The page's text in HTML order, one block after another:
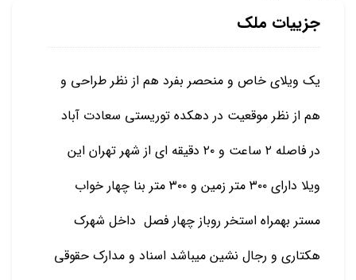
جزییات ملک
یک ویلای خاص و منحصر بفرد هم از نظر طراحی و
هم از نظر موقعیت در دهکده توریستی سعادت آباد
در فاصله ۲ ساعت و ۲۰ دقیقه ای از شهر تهران این
ویلا دارای ۳۰۰ متر زمین و ۳۰۰ متر بنا چهار خواب
مستر بهمراه استخر روباز چهار فصل داخل شهرک
هکتاری و رجال نشین میباشد اسناد و مدارک حقوقی